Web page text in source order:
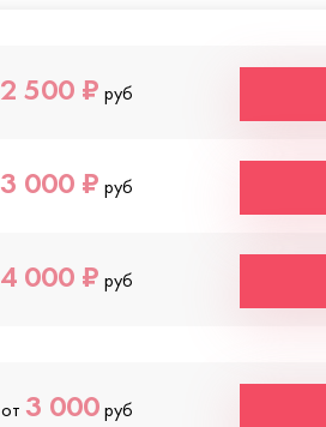
2 500 ₽ руб
3 000 ₽ руб
4 000 ₽ руб
от 3 000руб